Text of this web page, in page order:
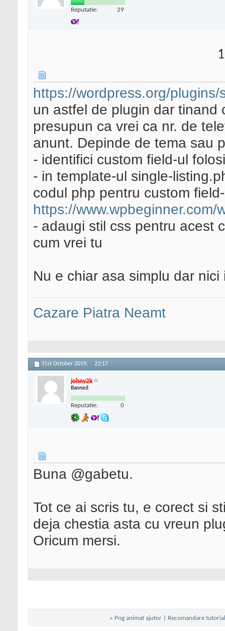
Reputatie: 29
https://wordpress.org/
un astfel de plugin dar
presupun ca vrei ca nr. de
anunt. Depinde de tema sau
- identifici custom field-ul
- in template-ul single-
codul php pentru custom
https://www.wpbeginner.com/
- adaugi stil css pentru acest
cum vrei tu
Nu e chiar asa simplu dar nici
Cazare Piatra Neamt
31st October 2019, 22:17
johny2k
Banned
Reputatie: 0
Buna @gabetu.
Tot ce ai scris tu, e corect si
deja chestia asta cu vreun
Oricum mersi.
« Png animat ajutor| Recomandare